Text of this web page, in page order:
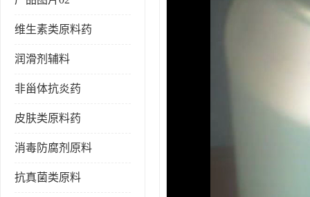
维生素类原料药
润滑剂辅料
非甾体抗炎药
皮肤类原料药
消毒防腐剂原料
抗真菌类原料